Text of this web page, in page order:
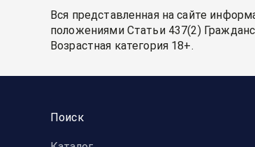
Вся представленная на сайте
положениями Статьи 437(2)
Возрастная категория 18+.
Поиск